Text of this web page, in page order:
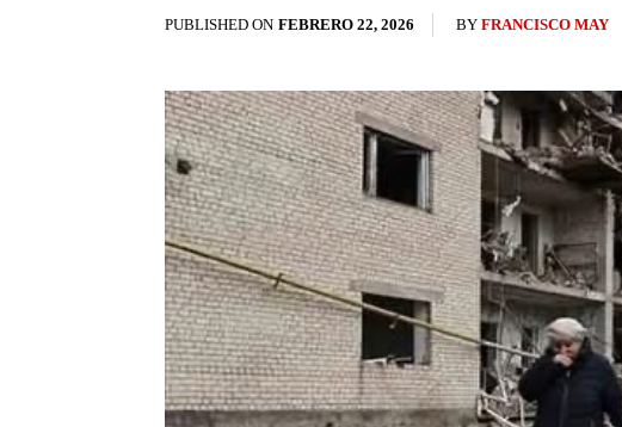
PUBLISHED ON FEBRERO 22, 2026 BY FRANCISCO MAY